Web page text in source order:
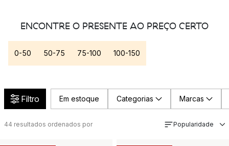
ENCONTRE O PRESENTE AO PREÇO CERTO
0-50 50-75 75-100 100-150
Filtro Em estoque Categorias Marcas
44 resultados ordenados por Popularidade